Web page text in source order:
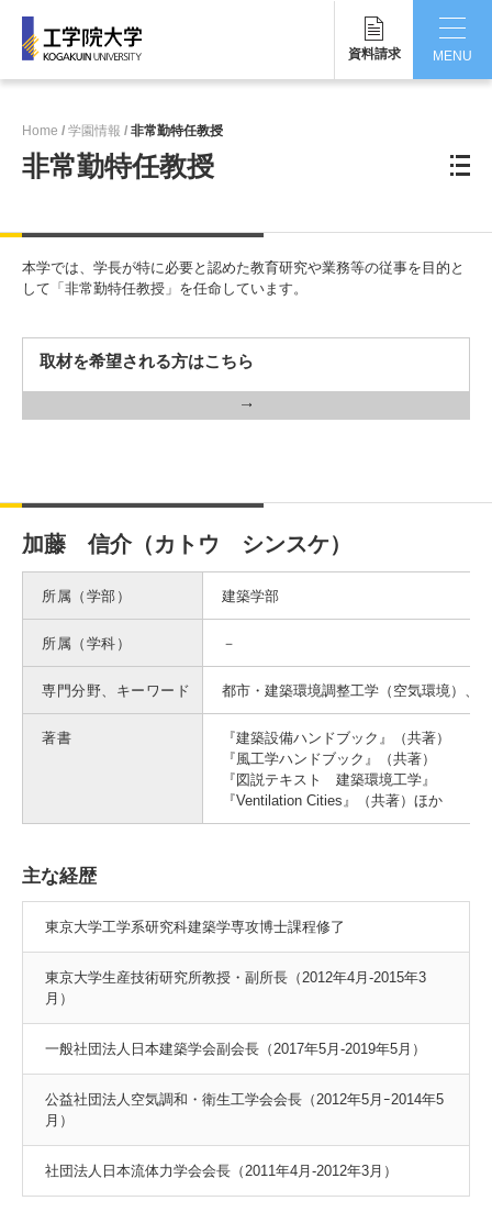
資料請求
MENU
国際交流・留学
就職・キャリア
入試情報
3. #KUTE VOICE エンジニアリーダーたちの声
4. 航空理工学専攻特設サイト
Home 学園情報 非常勤特任教授
非常勤特任教授
本学では、学長が特に必要と認めた教育研究や業務等の従事を目的と
して「非常勤特任教授」を任命しています。
取材を希望される方はこちら
加藤 信介（カトウ シンスケ）
所属（学部） 建築学部
所属（学科） －
専門分野、キーワード 都市・建築環境調整工学（空気環境）、
著書
『建築設備ハンドブック』（共著）
『風工学ハンドブック』（共著）
『図説テキスト 建築環境工学』
『Ventilation Cities』（共著）ほか
主な経歴
東京大学工学系研究科建築学専攻博士課程修了
東京大学生産技術研究所教授・副所長（2012年4月-2015年3
月）
一般社団法人日本建築学会副会長（2017年5月-2019年5月）
公益社団法人空気調和・衛生工学会会長（2012年5月ｰ2014年5
月）
社団法人日本流体力学会会長（2011年4月-2012年3月）